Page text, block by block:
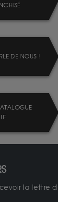
DE NOUS !
la lettre